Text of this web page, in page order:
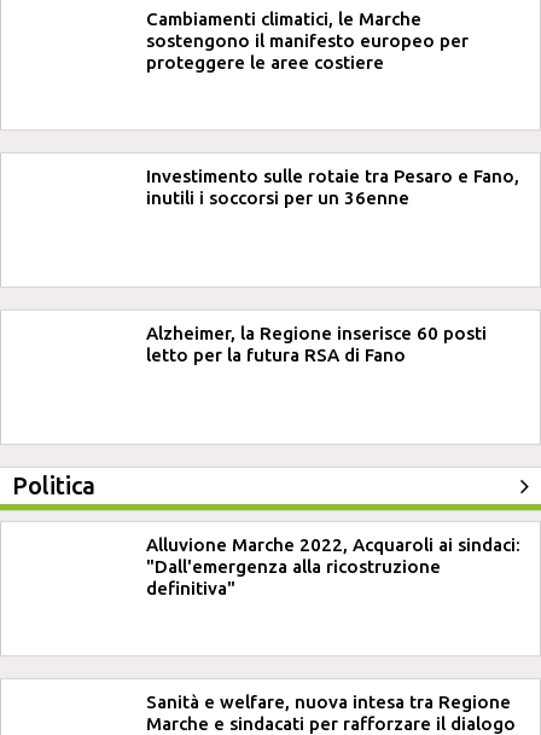
Cambiamenti climatici, le Marche
sostengono il manifesto europeo per
proteggere le aree costiere
Investimento sulle rotaie tra Pesaro e Fano,
inutili i soccorsi per un 36enne
Alzheimer, la Regione inserisce 60 posti
letto per la futura RSA di Fano
Politica
Alluvione Marche 2022, Acquaroli ai sindaci:
"Dall'emergenza alla ricostruzione
definitiva"
Sanità e welfare, nuova intesa tra Regione
Marche e sindacati per rafforzare il dialogo